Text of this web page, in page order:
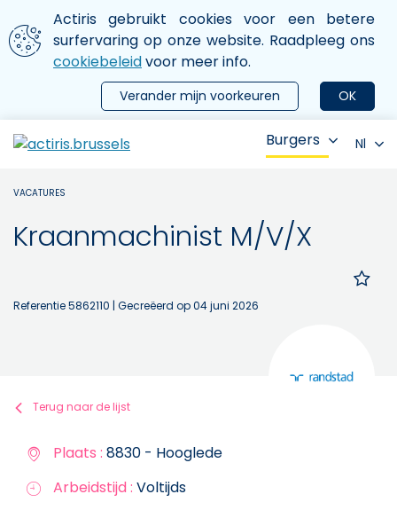
Aller au contenu principal
We gebruiken cookies
Actiris gebruikt cookies voor een betere
surfervaring op onze website. Raadpleeg ons
cookiebeleidvoor meer info.
OK
Verander mijn voorkeuren
le menu
Burgers Nl
VACATURES
Kraanmachinist M/V/X
Referentie 5862110 | Gecreëerd op 04 juni 2026
Terug naar de lijst
Plaats : 8830 - Hooglede
Arbeidstijd : Voltijds